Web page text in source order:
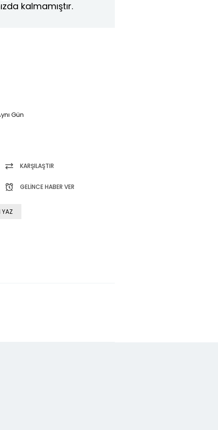
kalmamıştır.
Gün
KARŞILAŞTIR
GELINCE HABER VER
YAZ